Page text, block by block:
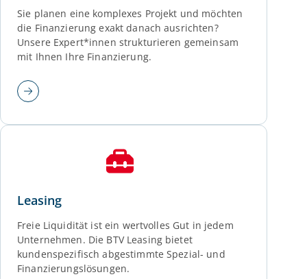
Sie planen eine komplexes Projekt und möchten
die Finanzierung exakt danach ausrichten?
Unsere Expert*innen strukturieren gemeinsam
mit Ihnen Ihre Finanzierung.
Leasing
Freie Liquidität ist ein wertvolles Gut in jedem
Unternehmen. Die BTV Leasing bietet
kundenspezifisch abgestimmte Spezial- und
Finanzierungslösungen.